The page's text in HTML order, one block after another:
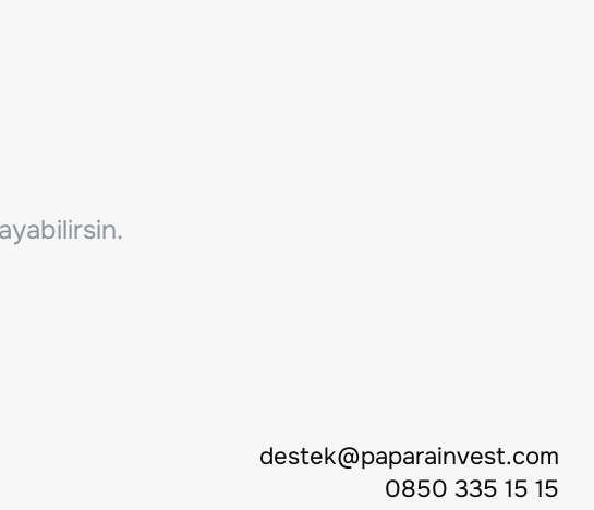
destek@paparainvest.com
0850 335 15 15